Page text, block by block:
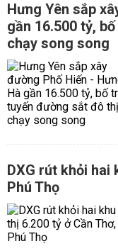
Hưng Yên sắp
gần 16.500 tỷ,
chạy song song
DXG rút khỏi hai
Phú Thọ